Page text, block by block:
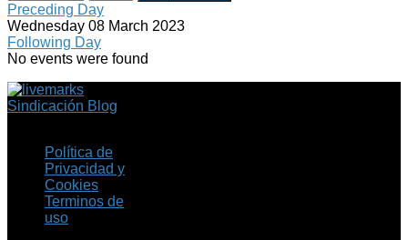
Preceding Day
Wednesday 08 March 2023
Following Day
No events were found
Sindicación Blog
Política de
Privacidad y
Cookies
Terminos de
uso